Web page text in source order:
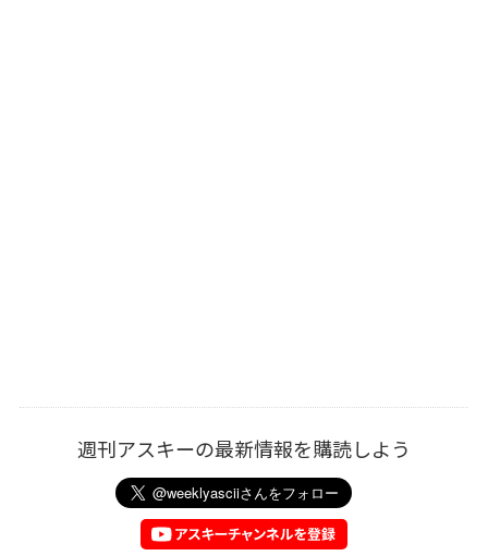
週刊アスキーの最新情報を購読しよう